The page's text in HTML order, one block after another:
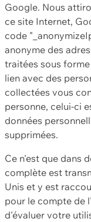
Google. Nous
ce site Internet,
code
anonyme des
traitées sous
lien avec des
collectées vous
personne, celui-ci
données
supprimées.
Ce n'est que dans
complète est
Unis et y est
pour le compte de
d'évaluer votre